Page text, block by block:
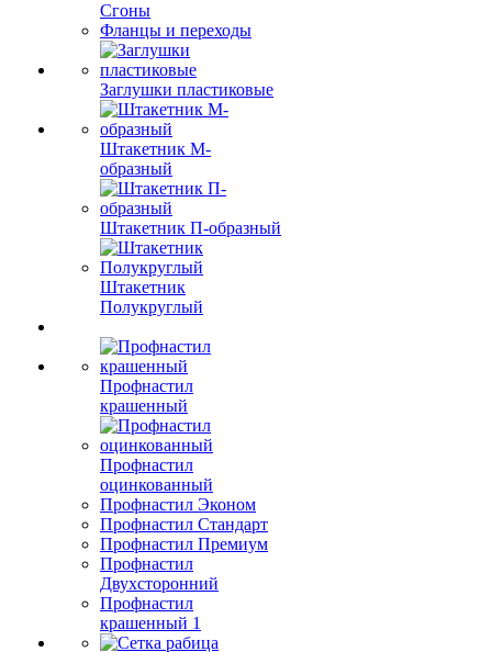
Сгоны
Фланцы и переходы
Заглушки пластиковые
Штакетник М-
образный
Штакетник П-образный
Штакетник
Полукруглый
Профнастил
крашенный
Профнастил
оцинкованный
Профнастил Эконом
Профнастил Стандарт
Профнастил Премиум
Профнастил
Двухсторонний
Профнастил
крашенный 1